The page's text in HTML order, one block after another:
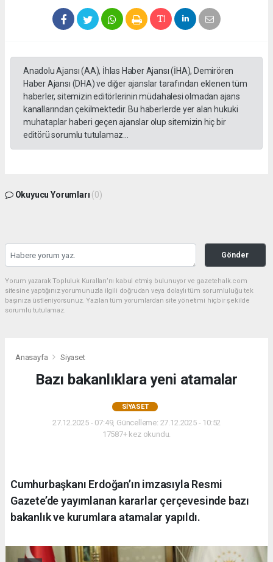
Anadolu Ajansı (AA), İhlas Haber Ajansı (İHA), Demirören
Haber Ajansı (DHA) ve diğer ajanslar tarafından eklenen tüm
haberler, sitemizin editörlerinin müdahalesi olmadan ajans
kanallarından çekilmektedir. Bu haberlerde yer alan hukuki
muhataplar haberi geçen ajanslar olup sitemizin hiç bir
editörü sorumlu tutulamaz...
Okuyucu Yorumları (0)
Gönder
Yorum yazarak Topluluk Kuralları’nı kabul etmiş bulunuyor ve gazetehalk.com
sitesine yaptığınız yorumunuzla ilgili doğrudan veya dolaylı tüm sorumluluğu tek
başınıza üstleniyorsunuz. Yazılan tüm yorumlardan site yönetimi hiçbir şekilde
sorumlu tutulamaz.
Anasayfa Siyaset
Bazı bakanlıklara yeni atamalar
SIYASET
27.12.2025 - 07:49, Güncelleme: 27.12.2025 - 10:52
17587+ kez okundu.
Cumhurbaşkanı Erdoğan’ın imzasıyla Resmi
Gazete’de yayımlanan kararlar çerçevesinde bazı
bakanlık ve kurumlara atamalar yapıldı.